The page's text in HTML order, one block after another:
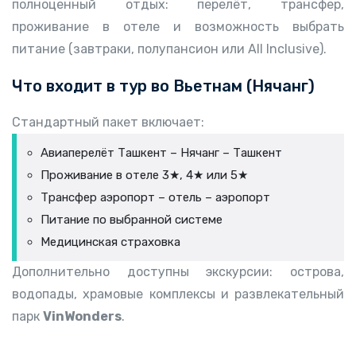
полноценный отдых: перелёт, трансфер,
проживание в отеле и возможность выбрать
питание (завтраки, полупансион или All Inclusive).
Что входит в тур во Вьетнам (Нячанг)
Стандартный пакет включает:
Авиаперелёт Ташкент – Нячанг – Ташкент
Проживание в отеле 3★, 4★ или 5★
Трансфер аэропорт – отель – аэропорт
Питание по выбранной системе
Медицинская страховка
Дополнительно доступны экскурсии: острова,
водопады, храмовые комплексы и развлекательный
парк VinWonders.